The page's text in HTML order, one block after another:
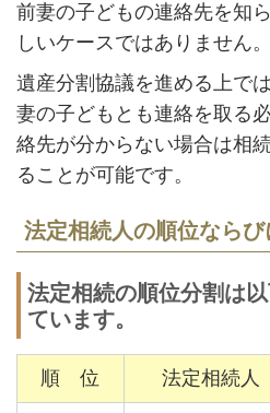
前妻の子どもの連絡先を知
しいケースではありません。
遺産分割協議を進める上で
妻の子どもとも連絡を取る
絡先が分からない場合は相
ることが可能です。
法定相続人の順位ならび
法定相続の順位分割は
ています。
順 位 法定相続人